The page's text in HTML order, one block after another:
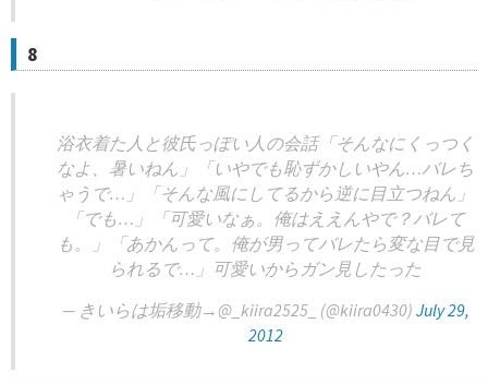
8
浴衣着た人と彼氏っぽい人の会話「そんなにくっつく
なよ、暑いねん」「いやでも恥ずかしいやん…バレち
ゃうで…」「そんな風にしてるから逆に目立つねん」
「でも…」「可愛いなぁ。俺はええんやで？バレて
も。」「あかんって。俺が男ってバレたら変な目で見
られるで…」可愛いからガン見したった
— きいらは垢移動→@_kiira2525_ (@kiira0430) July 29,
2012